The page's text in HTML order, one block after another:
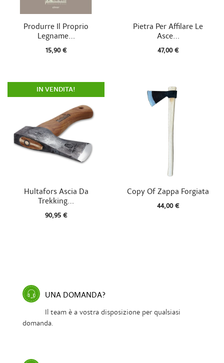
Vista rapida
Produrre Il Proprio
Legname...
15,90 €
Vista rapida
Pietra Per Affilare Le
Asce...
47,00 €
Vista rapida
Hultafors Ascia Da
Trekking...
90,95 €
IN VENDITA!
Vista rapida
Copy Of Zappa Forgiata
44,00 €
UNA DOMANDA?
Il team è a vostra disposizione per qualsiasi
domanda.